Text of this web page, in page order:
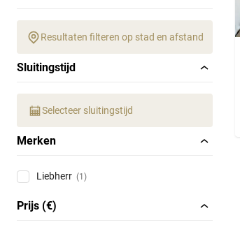
Resultaten filteren op stad en afstand
Sluitingstijd
Selecteer sluitingstijd
Merken
Liebherr (1)
Prijs (€)